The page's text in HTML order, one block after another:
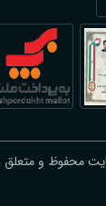
محفوظ و متعلق